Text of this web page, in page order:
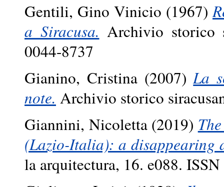
Gentili, Gino Vinicio (1967)
a Siracusa. Archivio storico
0044-8737
Gianino, Cristina(2007)La
note. Archivio storico
Giannini, Nicoletta(2019)
(Lazio-Italia): a disappearing
la arquitectura, 16. e088.